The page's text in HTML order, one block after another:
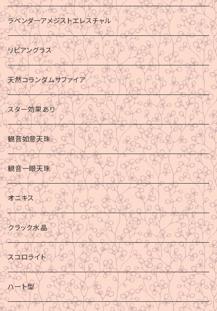
ラベンダーアメジストエレスチャル
リビアングラス
天然コランダムサファイア
スター効果あり
観音如意天珠
観音一眼天珠
オニキス
クラック水晶
スコロライト
ハート型